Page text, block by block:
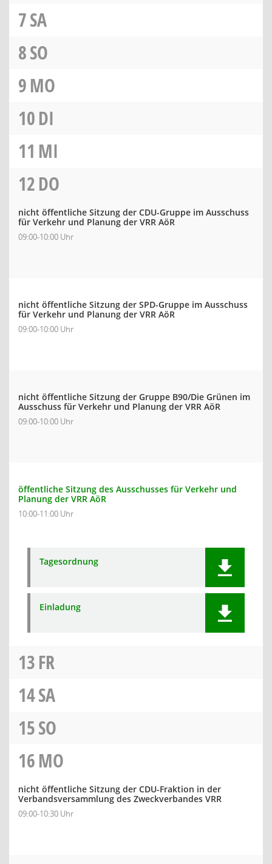
7SA
8SO
9MO
10DI
11 MI
12DO
nicht öffentliche Sitzung der CDU-Gruppe im Ausschuss
für Verkehr und Planung der VRR AöR
09:00-10:00 Uhr
nicht öffentliche Sitzung der SPD-Gruppe im Ausschuss
für Verkehr und Planung der VRR AöR
09:00-10:00 Uhr
nicht öffentliche Sitzung der Gruppe B90/Die Grünen im
Ausschuss für Verkehr und Planung der VRR AöR
09:00-10:00 Uhr
öffentliche Sitzung des Ausschusses für Verkehr und
Planung der VRR AöR
10:00-11:00 Uhr
Tagesordnung
Einladung
13FR
14SA
15SO
16MO
nicht öffentliche Sitzung der CDU-Fraktion in der
Verbandsversammlung des Zweckverbandes VRR
09:00-10:30 Uhr